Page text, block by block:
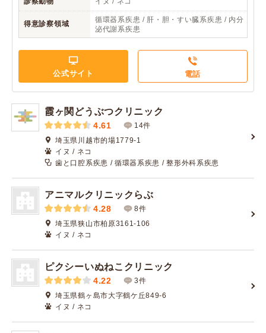
得意診察領域
循環器系疾患 / 肝・胆・すい臓系疾患 / 内分
泌代謝系疾患
公式サイト 電話
霞ヶ関どうぶつクリニック
4.61
14件
埼玉県川越市的場1779-1
イヌ / ネコ
歯と口腔系疾患 / 循環器系疾患 / 整形外科系疾患
アニマルクリニックらぶ
4.28
8件
埼玉県狭山市柏原3161-106
イヌ / ネコ
ピクシーいぬねこクリニック
4.22
3件
埼玉県鶴ヶ島市大字鶴ケ丘849-6
イヌ / ネコ